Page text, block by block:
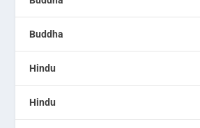
Buddha
Hindu
Hindu